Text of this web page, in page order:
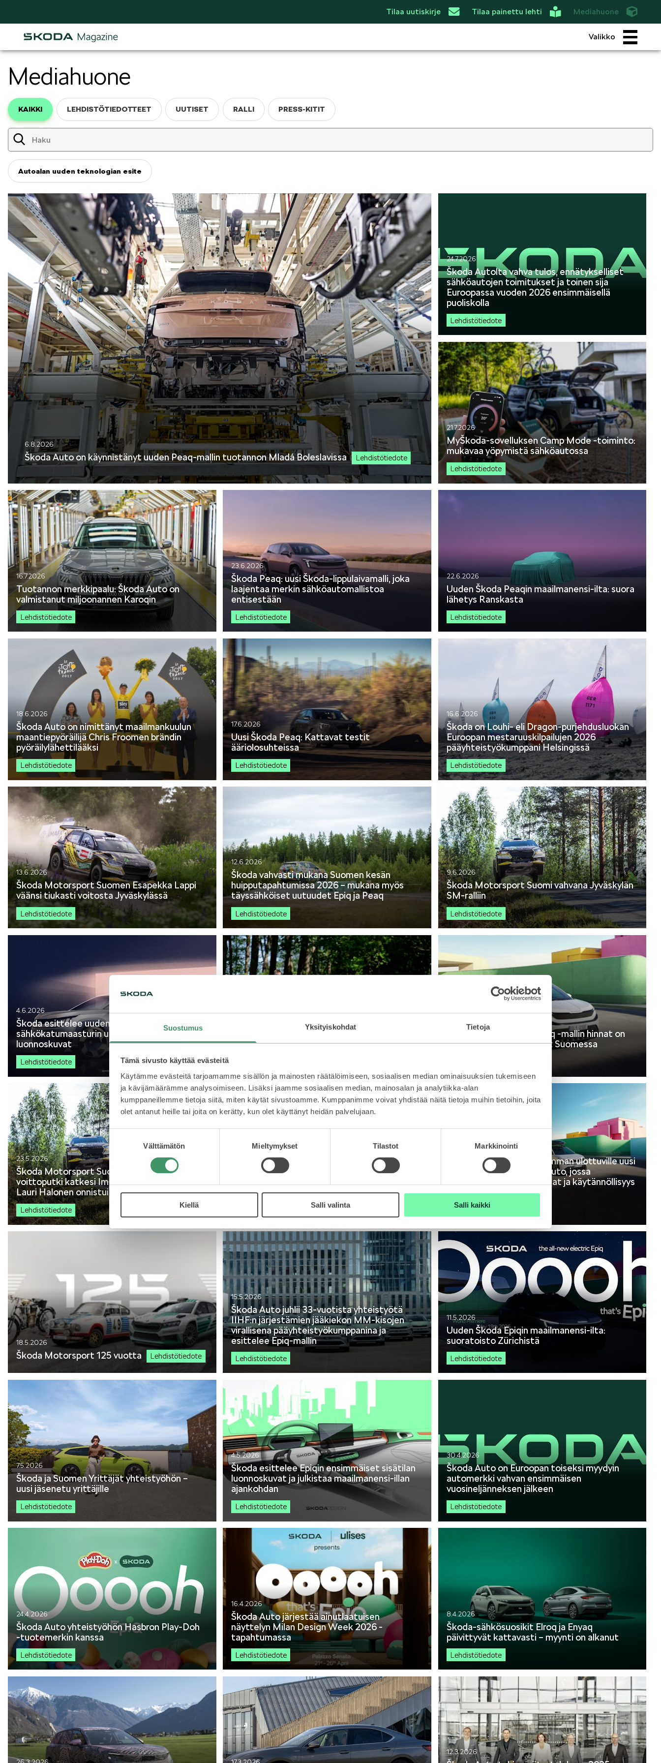
Suostumus Yksityiskohdat Tietoja
Tämä sivusto käyttää evästeitä
Käytämme evästeitä tarjoamamme sisällön ja mainosten räätälöimiseen, sosiaalisen median ominaisuuksien tukemiseen
ja kävijämäärämme analysoimiseen. Lisäksi jaamme sosiaalisen median, mainosalan ja analytiikka-alan
kumppaneillemme tietoja siitä, miten käytät sivustoamme. Kumppanimme voivat yhdistää näitä tietoja muihin tietoihin, joita
olet antanut heille tai joita on kerätty, kun olet käyttänyt heidän palvelujaan.
Suostumuksen
valinta
Välttämätön Mieltymykset Tilastot Markkinointi
Kiellä Salli valinta Salli kaikki
Tilaa uutiskirje Tilaa painettu lehti Mediahuone
Valikko
Osastot
AJANKOHTAISTA & UUTTA
SÄHKÖAUTOILU KOEAJOSSA KAASUAUTOT
MEIDÄN ŠKODAMME ŠKODA PALVELEE VASTUULLISUUS
ŠKODA MEDIASSA
SPONSOROINTI &
YHTEISTYÖ
KLASSIKOT RALLI
Mallit
FABIA
KAROQ KODIAQ SUPERB ENYAQ
EPIQ PEAQ
Mediahuone
KAIKKI LEHDISTÖTIEDOTTEET UUTISET RALLI PRESS-KITIT
Autoalan uuden teknologian esite
6.8.2026
Škoda Auto on käynnistänyt uuden Peaq-mallin tuotannon Mladá Boleslavissa Lehdistötiedote
24.7.2026
Škoda Autolta vahva tulos, ennätykselliset
sähköautojen toimitukset ja toinen sija
Euroopassa vuoden 2026 ensimmäisellä
puoliskolla
Lehdistötiedote
21.7.2026
MyŠkoda-sovelluksen Camp Mode -toiminto:
mukavaa yöpymistä sähköautossa
Lehdistötiedote
16.7.2026
Tuotannon merkkipaalu: Škoda Auto on
valmistanut miljoonannen Karoqin
Lehdistötiedote
23.6.2026
Škoda Peaq: uusi Škoda-lippulaivamalli, joka
laajentaa merkin sähköautomallistoa
entisestään
Lehdistötiedote
22.6.2026
Uuden Škoda Peaqin maailmanensi-ilta: suora
lähetys Ranskasta
Lehdistötiedote
18.6.2026
Škoda Auto on nimittänyt maailmankuulun
maantiepyöräilijä Chris Froomen brändin
pyöräilylähettilääksi
Lehdistötiedote
17.6.2026
Uusi Škoda Peaq: Kattavat testit
ääriolosuhteissa
Lehdistötiedote
16.6.2026
Škoda on Louhi- eli Dragon-purjehdusluokan
Euroopan mestaruuskilpailujen 2026
pääyhteistyökumppani Helsingissä
Lehdistötiedote
13.6.2026
Škoda Motorsport Suomen Esapekka Lappi
väänsi tiukasti voitosta Jyväskylässä
Lehdistötiedote
12.6.2026
Škoda vahvasti mukana Suomen kesän
huipputapahtumissa 2026 – mukana myös
täyssähköiset uutuudet Epiq ja Peaq
Lehdistötiedote
9.6.2026
Škoda Motorsport Suomi vahvana Jyväskylän
SM-ralliin
Lehdistötiedote
4.6.2026
Škoda esittelee uuden Peaq-
sähkökatumaasturin ulkopuolen
luonnoskuvat
Lehdistötiedote
Škoda on Jukolan Viesti -
suunnistustapahtuman yhteistyökumppani
Kotkassa kesällä 2026
Täyssähköisen Škoda Epiq -mallin hinnat on
julkaistu ja myynti alkanut Suomessa
23.5.2026
Škoda Motorsport Suomen Esapekka Lapin
voittoputki katkesi Imatralla, nuori talentti
Lauri Halonen onnistui
Lehdistötiedote
20.5.2026
Škoda Motorsport Suomen Esapekka Lappi
luottavaisena kohti kesäkauden avausta
Imatralla
19.5.2026
Škoda Epiq: entistä useamman ulottuville uusi
alkaen-tason täyssähköauto, jossa
yhdistyvät kompaktit mitat ja käytännöllisyys
jokapäiväisessä ajossa
Press-kit
18.5.2026
Škoda Motorsport 125 vuotta Lehdistötiedote
15.5.2026
Škoda Auto juhlii 33-vuotista yhteistyötä
IIHF:n järjestämien jääkiekon MM-kisojen
virallisena pääyhteistyökumppanina ja
esittelee Epiq-mallin
Lehdistötiedote
11.5.2026
Uuden Škoda Epiqin maailmanensi-ilta:
suoratoisto Zürichistä
Lehdistötiedote
7.5.2026
Škoda ja Suomen Yrittäjät yhteistyöhön –
uusi jäsenetu yrittäjille
Lehdistötiedote
4.5.2026
Škoda esittelee Epiqin ensimmäiset sisätilan
luonnoskuvat ja julkistaa maailmanensi-illan
ajankohdan
Lehdistötiedote
30.4.2026
Škoda Auto on Euroopan toiseksi myydyin
automerkki vahvan ensimmäisen
vuosineljänneksen jälkeen
Lehdistötiedote
24.4.2026
Škoda Auto yhteistyöhön Hasbron Play-Doh
-tuotemerkin kanssa
Lehdistötiedote
16.4.2026
Škoda Auto järjestää ainutlaatuisen
näyttelyn Milan Design Week 2026 -
tapahtumassa
Lehdistötiedote
8.4.2026
Škoda-sähkösuosikit Elroq ja Enyaq
päivittyvät kattavasti – myynti on alkanut
Lehdistötiedote
12.3.2026